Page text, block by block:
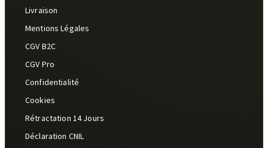
Livraison
Mentions Légales
CGV B2C
CGV Pro
Confidentialité
Cookies
Rétractation 14 Jours
Déclaration CNIL